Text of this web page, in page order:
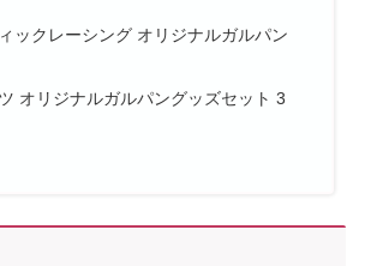
ックレーシング オリジナルガルパン
オリジナルガルパングッズセット 3